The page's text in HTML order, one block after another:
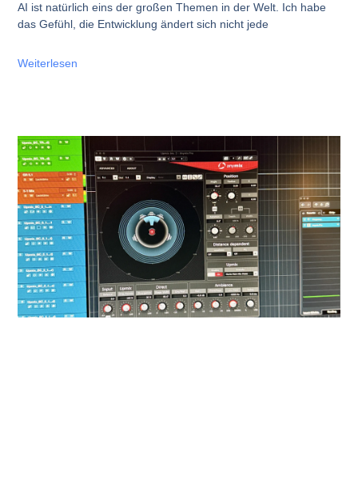
AI ist natürlich eins der großen Themen in der Welt. Ich habe
das Gefühl, die Entwicklung ändert sich nicht jede
Weiterlesen